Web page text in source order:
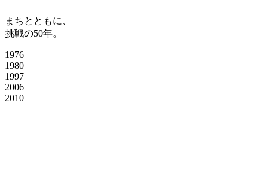
まちとともに、
挑戦の50年。
1976
1980
1997
2006
2010